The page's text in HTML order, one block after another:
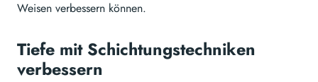
Weisen verbessern können.
Tiefe mit Schichtungstechniken
verbessern